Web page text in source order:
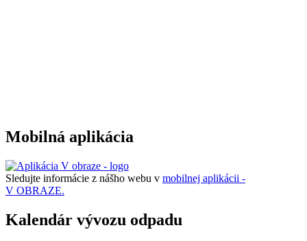
Mobilná aplikácia
Sledujte informácie z nášho webu v mobilnej aplikácii -
V OBRAZE.
Kalendár vývozu odpadu